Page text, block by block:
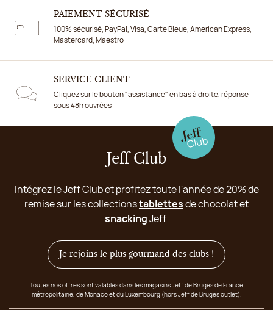
PAIEMENT SÉCURISÉ
100% sécurisé, PayPal, Visa, Carte Bleue, American Express,
Mastercard, Maestro
SERVICE CLIENT
Cliquez sur le bouton "assistance" en bas à droite, réponse
sous 48h ouvrées
Jeff Club
Intégrez le Jeff Club et profitez toute l'année de 20% de
remise sur les collectionstablettesde chocolat et
snackingJeff
Je rejoins le plus gourmand des clubs !
Toutes nos offres sont valables dans les magasins Jeff de Bruges de France
métropolitaine, de Monaco et du Luxembourg (hors Jeff de Bruges outlet).